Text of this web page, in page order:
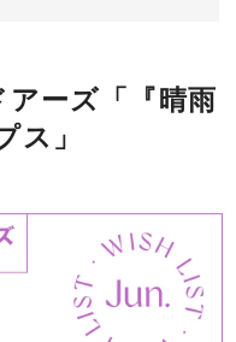
ーズ「『晴雨
ス」